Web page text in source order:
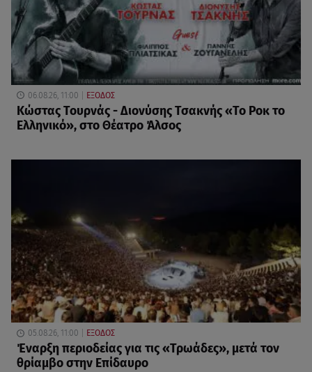
06.08.26, 11:00 ΕΞΟΔΟΣ
Κώστας Τουρνάς - Διονύσης Τσακνής «Το Ροκ το
Ελληνικό», στο Θέατρο Άλσος
05.08.26, 11:00 ΕΞΟΔΟΣ
Έναρξη περιοδείας για τις «Τρωάδες», μετά τον
θρίαμβο στην Επίδαυρο